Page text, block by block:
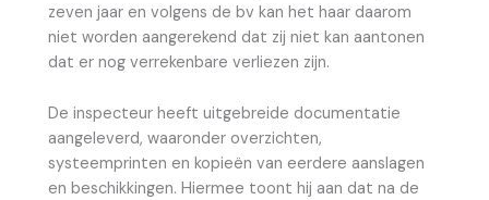
zeven jaar en volgens de bv kan het haar daarom
niet worden aangerekend dat zij niet kan aantonen
dat er nog verrekenbare verliezen zijn.
De inspecteur heeft uitgebreide documentatie
aangeleverd, waaronder overzichten,
systeemprinten en kopieën van eerdere aanslagen
en beschikkingen. Hiermee toont hij aan dat na de